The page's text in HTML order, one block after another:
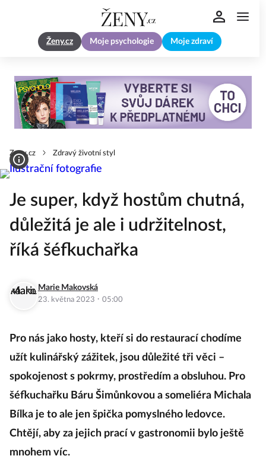
Ženy.cz Moje psychologie Moje zdraví
Zeny.cz Zdravý životní styl
Je super, když hostům chutná,
důležitá je ale i udržitelnost,
říká šéfkuchařka
Marie Makovská
23. května 2023 · 05:00
Pro nás jako hosty, kteří si do restaurací chodíme
užít kulinářský zážitek, jsou důležité tři věci –
spokojenost s pokrmy, prostředím a obsluhou. Pro
šéfkuchařku Báru Šimůnkovou a someliéra Michala
Bílka je to ale jen špička pomyslného ledovce.
Chtějí, aby za jejich prací v gastronomii bylo ještě
mnohem víc.